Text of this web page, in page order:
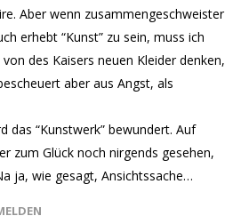
Aber wenn zusammengeschweister
erhebt “Kunst” zu sein, muss ich
des Kaisers neuen Kleider denken,
aber aus Angst, als
das “Kunstwerk” bewundert. Auf
zum Glück noch nirgends gesehen,
ja, wie gesagt, Ansichtssache…